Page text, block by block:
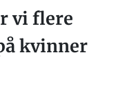
vi flere
kvinner